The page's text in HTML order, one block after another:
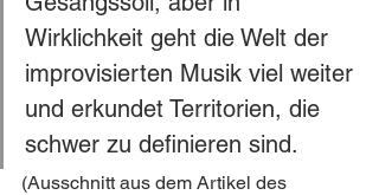
Wirklichkeit geht die Welt der
improvisierten Musik viel weiter
und erkundet Territorien, die
schwer zu definieren sind.
(Ausschnitt aus dem Artikel des